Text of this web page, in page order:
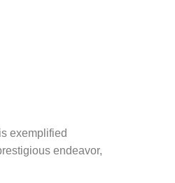
exemplified
endeavor,